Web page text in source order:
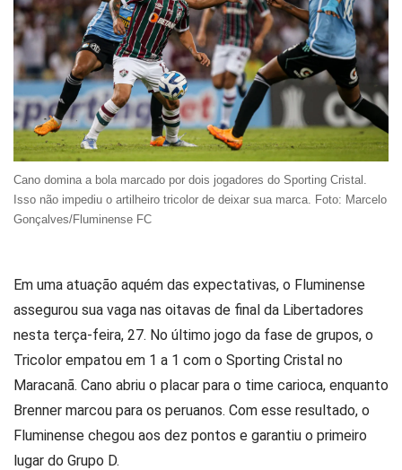
Cano domina a bola marcado por dois jogadores do Sporting Cristal.
Isso não impediu o artilheiro tricolor de deixar sua marca. Foto: Marcelo
Gonçalves/Fluminense FC
Em uma atuação aquém das expectativas, o Fluminense
assegurou sua vaga nas oitavas de final da Libertadores
nesta terça-feira, 27. No último jogo da fase de grupos, o
Tricolor empatou em 1 a 1 com o Sporting Cristal no
Maracanã. Cano abriu o placar para o time carioca, enquanto
Brenner marcou para os peruanos. Com esse resultado, o
Fluminense chegou aos dez pontos e garantiu o primeiro
lugar do Grupo D.